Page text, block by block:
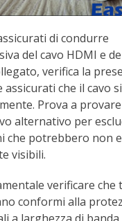
di condurre
del cavo HDMI e
verifica la
assicurati che il cavo
Prova a
alternativo per
che potrebbero non
visibili.
verificare che
conformi alla